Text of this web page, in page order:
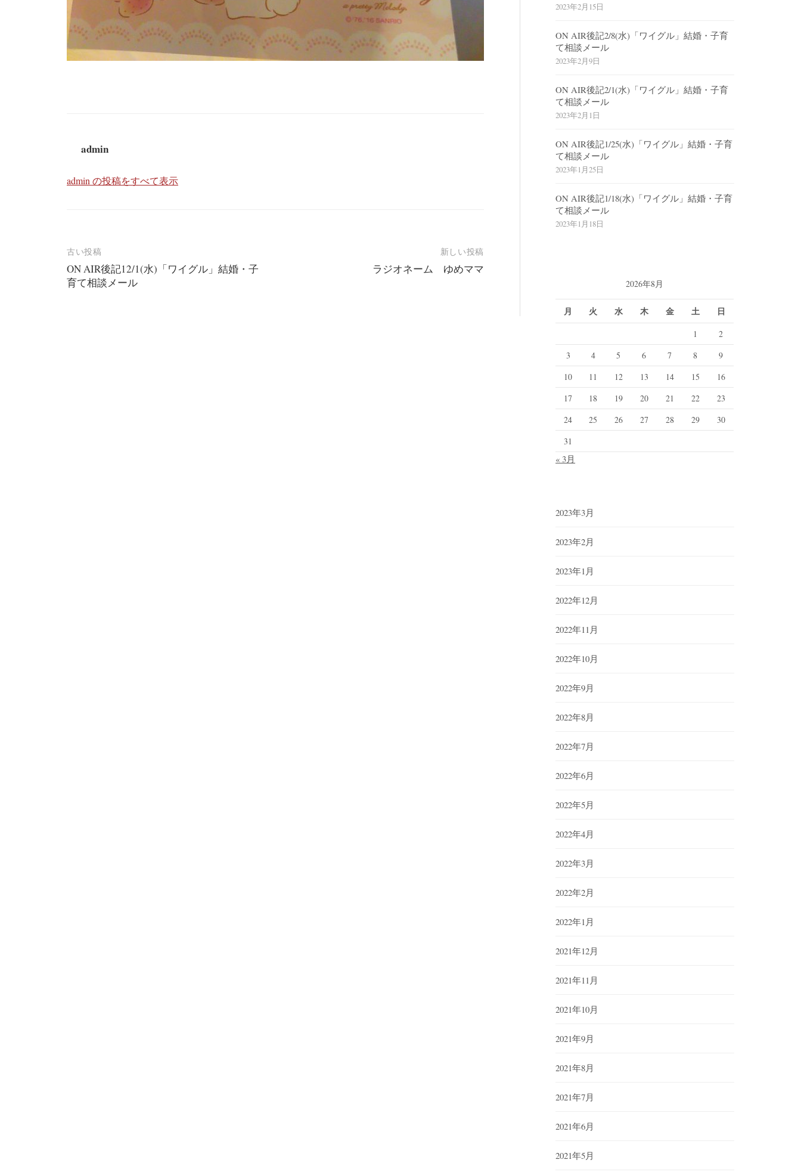
admin
admin の投稿をすべて表示
投
稿
ナ
古い投稿
ON AIR後記12/1(水)「ワイグル」結婚・子
育て相談メール
新しい投稿
ラジオネーム ゆめママ
2023年2月15日
ON AIR後記2/8(水)「ワイグル」結婚・子育
て相談メール
2023年2月9日
ON AIR後記2/1(水)「ワイグル」結婚・子育
て相談メール
2023年2月1日
ON AIR後記1/25(水)「ワイグル」結婚・子育
て相談メール
2023年1月25日
ON AIR後記1/18(水)「ワイグル」結婚・子育
て相談メール
2023年1月18日
2026年8月
月 火 水 木 金 土 日
1
2
3
4 5 6 7 8
9
10
11 12 13 14 15
16
17
18 19 20 21 22
23
24
25 26 27 28 29
30
31
« 3月
2023年3月
2023年2月
2023年1月
2022年12月
2022年11月
2022年10月
2022年9月
2022年8月
2022年7月
2022年6月
2022年5月
2022年4月
2022年3月
2022年2月
2022年1月
2021年12月
2021年11月
2021年10月
2021年9月
2021年8月
2021年7月
2021年6月
2021年5月